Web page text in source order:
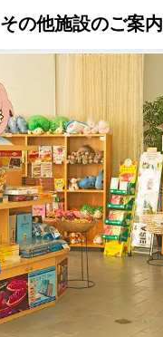
その他施設のご案内